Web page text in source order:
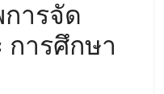
ารจัด
ารศึกษา